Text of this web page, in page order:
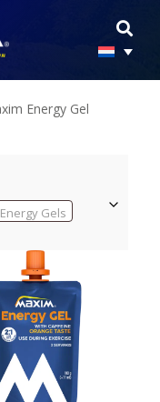
Energy Gel
Energy Gels